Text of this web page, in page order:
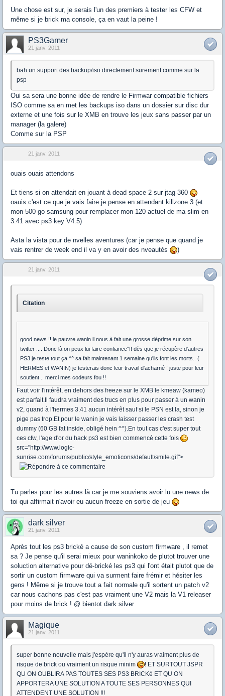
Une chose est sur, je serais l'un des premiers à tester les CFW et
même si je brick ma console, ça en vaut la peine !
PS3Gamer
21 janv. 2011
bah un support des backup/iso directement surement comme sur la
psp
Oui sa sera une bonne idée de rendre le Firmwar compatible fichiers
ISO comme sa en met les backups iso dans un dossier sur disc dur
externe et une fois sur le XMB en trouve les jeux sans passer par un
manager (la galere)
Comme sur la PSP
21 janv. 2011
ouais ouais attendons
Et tiens si on attendait en jouant à dead space 2 sur jtag 360
oauis c'est ce que je vais faire je pense en attendant killzone 3 (et
mon 500 go samsung pour remplacer mon 120 actuel de ma slim en
3.41 avec ps3 key V4.5)
Asta la vista pour de nvelles aventures (car je pense que quand je
vais rentrer de week end il va y en avoir des nveautés
)
21 janv. 2011
Citation
good news !! le pauvre wanin il nous à fait une grosse déprime sur son
twitter .... Donc là on peux lui faire confiance"!! dès que je récupère d'autres
PS3 je teste tout ça ^^ sa fait maintenant 1 semaine qu'ils font les morts.. (
HERMES et WANIN) je testerais donc leur travail d'acharné ! juste pour leur
soutient .. merci mes codeurs fou !!
Faut voir l'intérêt, en dehors des freeze sur le XMB le kmeaw (kameo)
est parfait.Il faudra vraiment des trucs en plus pour passer à un wanin
v2, quand à l'hermes 3.41 aucun intérêt sauf si le PSN est la, sinon je
pige pas trop.Et pour le wanin je vais laisser passer les crash test
dummy (60 GB fat inside, obligé hein ^^).En tout cas c'est super tout
ces cfw, l'age d'or du hack ps3 est bien commencé cette fois
src="http://www.logic-
sunrise.com/forums/public/style_emoticons/default/smile.gif">
Tu parles pour les autres là car je me souviens avoir lu une news de
toi qui affirmait n'avoir eu aucun freeze en sortie de jeu
dark silver
21 janv. 2011
Après tout les ps3 brické a cause de son custom firmware , il remet
sa ? Je pense qu'il serai mieux pour waninkoko de plutot trouver une
soluction alternative pour dé-brické les ps3 qui l'ont était plutot que de
sortir un custom firmware qui va surment faire frémir et hésiter les
gens ! Même si je trouve tout a fait normale qu'il sortent un patch v2
car nous cachons pas c'est pas vraiment une V2 mais la V1 releaser
pour moins de brick ! @ bientot dark silver
Magique
21 janv. 2011
super bonne nouvelle mais j'espère qu'il n'y auras vraiment plus de
risque de brick ou vraiment un risque minim
! ET SURTOUT JSPR
QU ON OUBLIRA PAS TOUTES SES PS3 BRICKé ET QU ON
APPORTERA UNE SOLUTION A TOUTE SES PERSONNES QUI
ATTENDENT UNE SOLUTION !!!